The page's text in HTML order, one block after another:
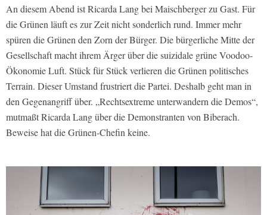
An diesem Abend ist Ricarda Lang bei Maischberger zu Gast. Für
die Grünen läuft es zur Zeit nicht sonderlich rund. Immer mehr
spüren die Grünen den Zorn der Bürger. Die bürgerliche Mitte der
Gesellschaft macht ihrem Ärger über die suizidale grüne Voodoo-
Ökonomie Luft. Stück für Stück verlieren die Grünen politisches
Terrain. Dieser Umstand frustriert die Partei. Deshalb geht man in
den Gegenangriff über. „Rechtsextreme unterwandern die Demos“,
mutmaßt Ricarda Lang über die Demonstranten von Biberach.
Beweise hat die Grünen-Chefin keine.